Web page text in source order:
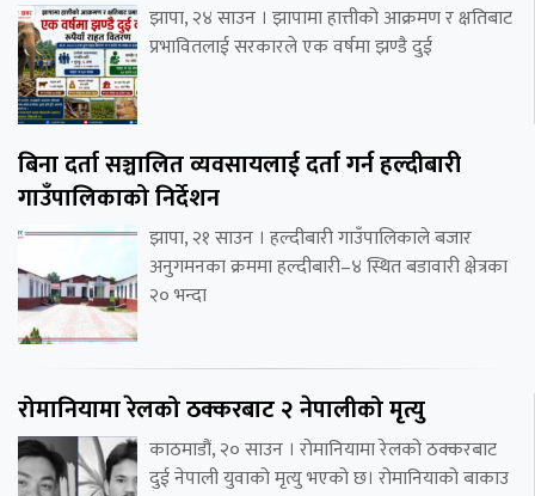
झापा, २४ साउन । झापामा हात्तीको आक्रमण र क्षतिबाट
प्रभावितलाई सरकारले एक वर्षमा झण्डै दुई
बिना दर्ता सञ्चालित व्यवसायलाई दर्ता गर्न हल्दीबारी
गाउँपालिकाको निर्देशन
झापा, २१ साउन । हल्दीबारी गाउँपालिकाले बजार
अनुगमनका क्रममा हल्दीबारी–४ स्थित बडावारी क्षेत्रका
२० भन्दा
रोमानियामा रेलको ठक्करबाट २ नेपालीको मृत्यु
काठमाडौं, २० साउन । रोमानियामा रेलको ठक्करबाट
दुई नेपाली युवाको मृत्यु भएको छ। रोमानियाको बाकाउ